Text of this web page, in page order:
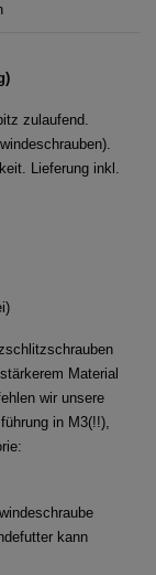
zulaufend.
Lieferung inkl.
Material
wir unsere
in M3(!!),
kann